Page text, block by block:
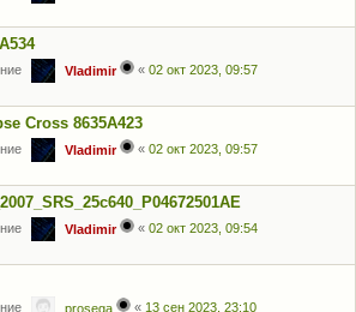
Vladimir « 02 окт 2023, 09:57
Cross 8635A423
Vladimir « 02 окт 2023, 09:57
Vladimir « 02 окт 2023, 09:54
prosega « 13 сен 2023, 23:10